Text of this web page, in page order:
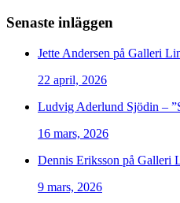
Senaste inläggen
Jette Andersen på Galleri
22 april, 2026
Ludvig Aderlund Sjödin –
16 mars, 2026
Dennis Eriksson på Galleri
9 mars, 2026